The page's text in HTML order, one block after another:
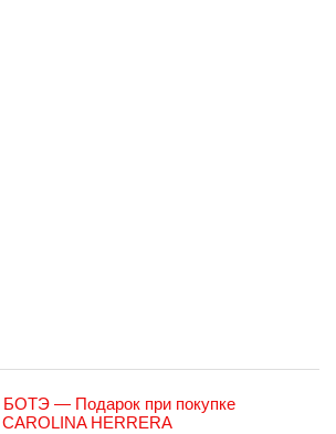
— Подарок при покупке
HERRERA